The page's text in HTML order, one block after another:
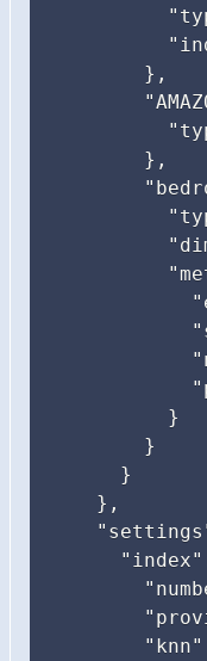
        },
        },
          }
        }
      }
    },